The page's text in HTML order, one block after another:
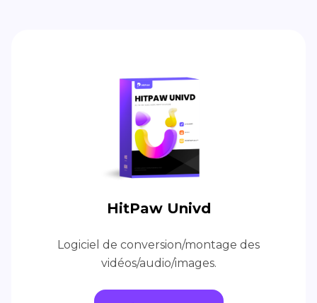
HitPaw Univd
Logiciel de conversion/montage des
vidéos/audio/images.